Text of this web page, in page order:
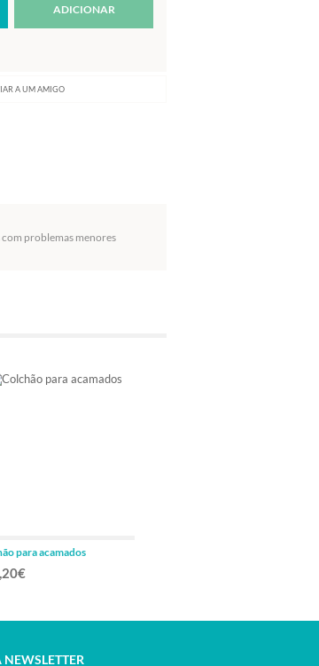
ADICIONAR
A UM AMIGO
problemas menores
para acamados